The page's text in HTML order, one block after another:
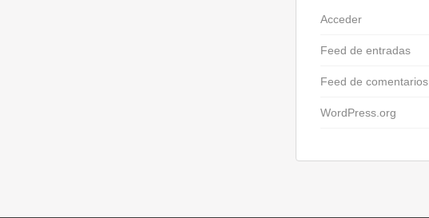
Acceder
Feed de entradas
Feed de comentarios
WordPress.org